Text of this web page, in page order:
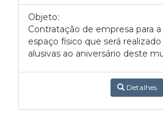
Objeto:
Contratação de empresa para
espaço físico que será
alusivas ao aniversário deste
Detalhes